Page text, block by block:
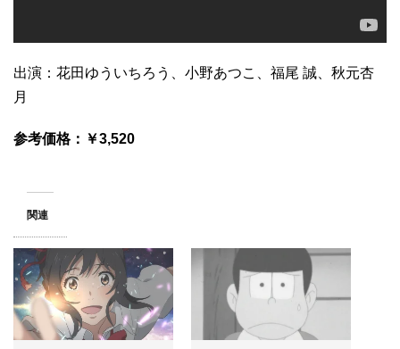
出演：花田ゆういちろう、小野あつこ、福尾 誠、秋元杏
月
参考価格：￥3,520
関連